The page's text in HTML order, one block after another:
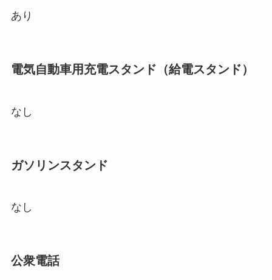
あり
電気自動車用充電スタンド（給電スタンド）
なし
ガソリンスタンド
なし
公衆電話